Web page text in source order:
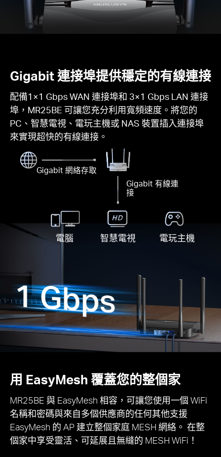
Gigabit 連接埠提供穩定的有線連接
配備1×1 Gbps WAN 連接埠和 3×1 Gbps LAN 連接
埠，MR25BE 可讓您充分利用寬頻速度。將您的
PC、智慧電視、電玩主機或 NAS 裝置插入連接埠
來實現超快的有線連接。
Gigabit 網絡存取
Gigabit 有線連
接
電腦 智慧電視 電玩主機
用 EasyMesh 覆蓋您的整個家
MR25BE 與 EasyMesh 相容，可讓您使用一個 WiFi
名稱和密碼與來自多個供應商的任何其他支援
EasyMesh 的 AP 建立整個家庭 MESH 網絡。 在整
個家中享受靈活、可延展且無縫的 MESH WiFi！